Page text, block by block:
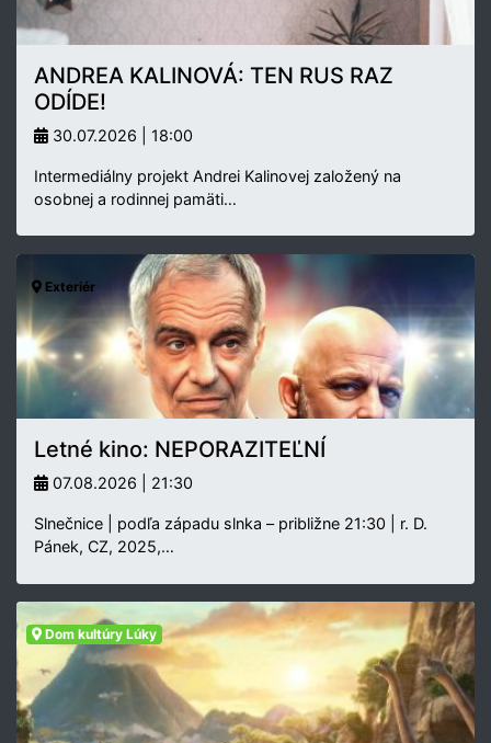
ANDREA KALINOVÁ: TEN RUS RAZ
ODÍDE!
30.07.2026 | 18:00
Intermediálny projekt Andrei Kalinovej založený na
osobnej a rodinnej pamäti…
Exteriér
Letné kino: NEPORAZITEĽNÍ
07.08.2026 | 21:30
Slnečnice | podľa západu slnka – približne 21:30 | r. D.
Pánek, CZ, 2025,…
Dom kultúry Lúky